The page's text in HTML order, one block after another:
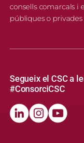
consells comarcals i
públiques o
Segueix el CSC a
#ConsorciCSC